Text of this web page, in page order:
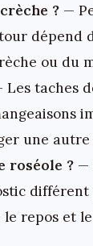
? —
dépend
ou du
Les taches
une autre
roséole ? —
repos et